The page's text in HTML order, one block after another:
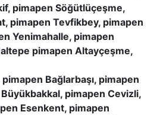
pimapen Söğütlüçeşme,
pimapen Tevfikbey, pimapen
Yenimahalle, pimapen
pimapen Altayçeşme,
Bağlarbaşı, pimapen
pimapen Cevizli,
Esenkent, pimapen